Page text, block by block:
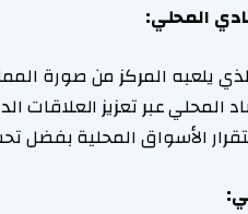
المحلي:
الذي يلعبه المركز من صورة
المحلي عبر تعزيز
الأسواق المحلية بفضل